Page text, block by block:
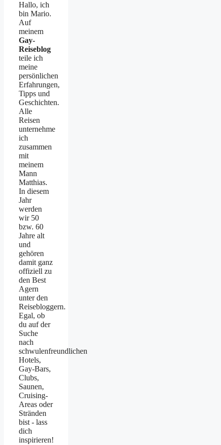
Hallo, ich
bin Mario.
Auf
meinem
Gay-
Reiseblog
teile ich
meine
persönlichen
Erfahrungen,
Tipps und
Geschichten.
Alle
Reisen
unternehme
ich
zusammen
mit
meinem
Mann
Matthias.
In diesem
Jahr
werden
wir 50
bzw. 60
Jahre alt
und
gehören
damit ganz
offiziell zu
den Best
Agern
unter den
Reisebloggern.
Egal, ob
du auf der
Suche
nach
schwulenfreundlichen
Hotels,
Gay-Bars,
Clubs,
Saunen,
Cruising-
Areas oder
Stränden
bist - lass
dich
inspirieren!